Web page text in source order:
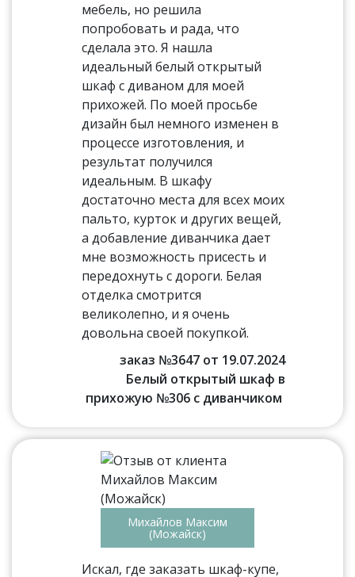
мебель, но решила
попробовать и рада, что
сделала это. Я нашла
идеальный белый открытый
шкаф с диваном для моей
прихожей. По моей просьбе
дизайн был немного изменен в
процессе изготовления, и
результат получился
идеальным. В шкафу
достаточно места для всех моих
пальто, курток и других вещей,
а добавление диванчика дает
мне возможность присесть и
передохнуть с дороги. Белая
отделка смотрится
великолепно, и я очень
довольна своей покупкой.
заказ №3647 от 19.07.2024
Белый открытый шкаф в
прихожую №306 с диванчиком
Михайлов Максим
(Можайск)
Искал, где заказать шкаф-купе,